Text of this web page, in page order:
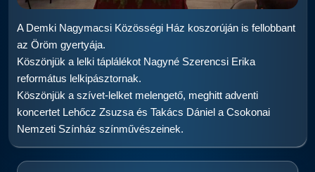
A Demki Nagymacsi Közösségi Ház koszorúján is fellobbant
az Öröm gyertyája.
Köszönjük a lelki táplálékot Nagyné Szerencsi Erika
református lelkipásztornak.
Köszönjük a szívet-lelket melengető, meghitt adventi
koncertet Lehőcz Zsuzsa és Takács Dániel a Csokonai
Nemzeti Színház színművészeinek.